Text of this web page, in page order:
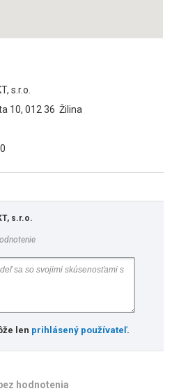
s.r.o.
10, 012 36 Žilina
s.r.o.
len prihlásený používateľ.
hodnotenia